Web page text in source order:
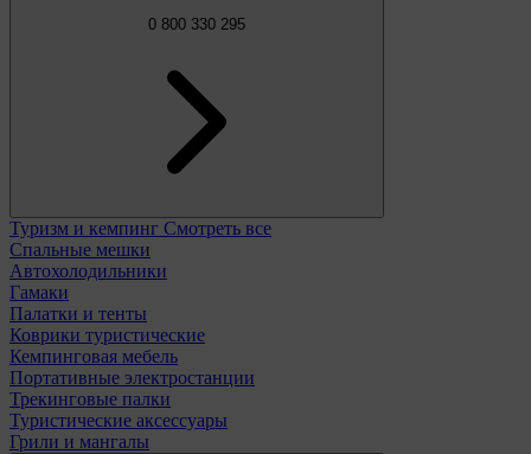
0 800 330 295
Туризм и кемпинг Смотреть все
Спальные мешки
Автохолодильники
Гамаки
Палатки и тенты
Коврики туристические
Кемпинговая мебель
Портативные электростанции
Трекинговые палки
Туристические аксессуары
Грили и мангалы